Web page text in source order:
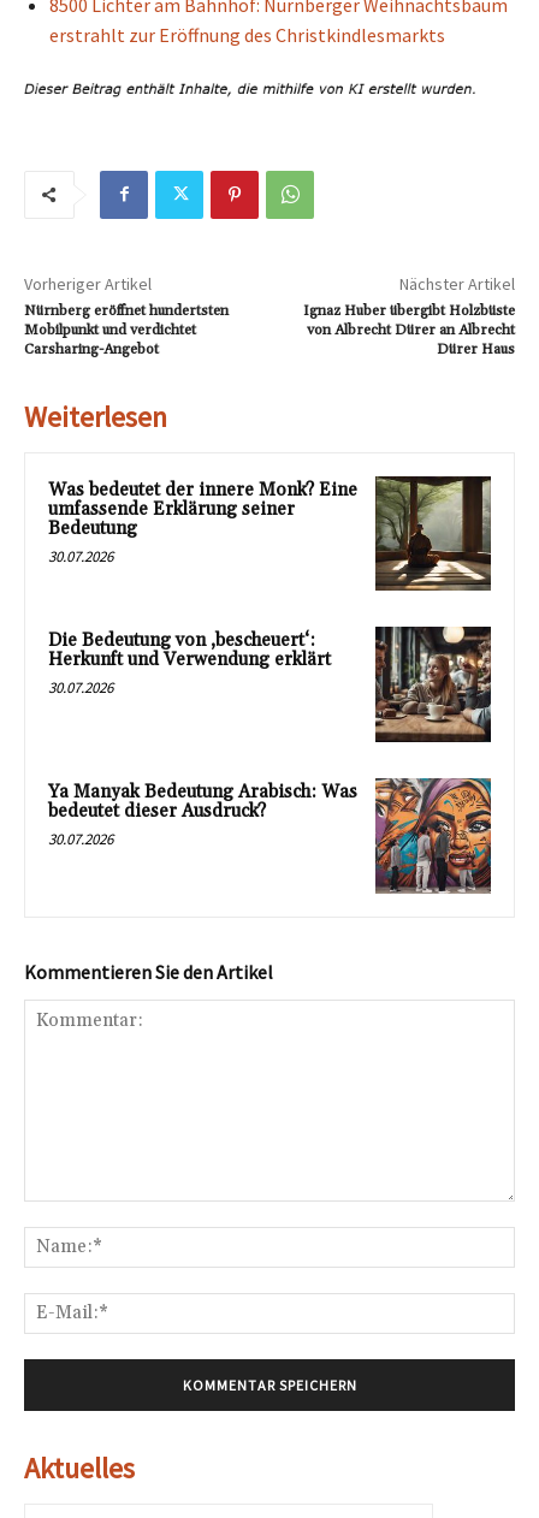
8500 Lichter am Bahnhof: Nürnberger Weihnachtsbaum
erstrahlt zur Eröffnung des Christkindlesmarkts
Vorheriger Artikel
Nürnberg eröffnet hundertsten
Mobilpunkt und verdichtet
Carsharing-Angebot
Nächster Artikel
Ignaz Huber übergibt Holzbüste
von Albrecht Dürer an Albrecht
Dürer Haus
Weiterlesen
Was bedeutet der innere Monk? Eine
umfassende Erklärung seiner
Bedeutung
30.07.2026
Die Bedeutung von ‚bescheuert‘:
Herkunft und Verwendung erklärt
30.07.2026
Ya Manyak Bedeutung Arabisch: Was
bedeutet dieser Ausdruck?
30.07.2026
Kommentieren Sie den Artikel
Aktuelles